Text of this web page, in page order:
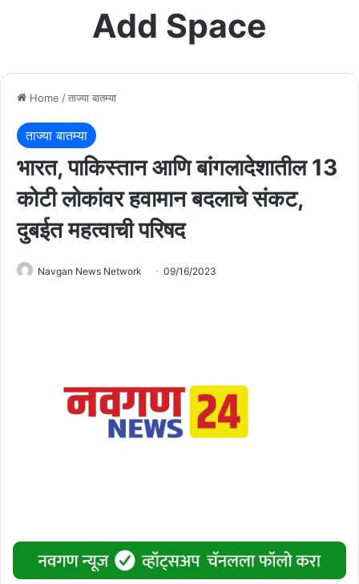
Add Space
Home /ताज्या बातम्या
ताज्या बातम्या
भारत, पाकिस्तान आणि बांगलादेशातील 13
कोटी लोकांवर हवामान बदलाचे संकट,
दुबईत महत्वाची परिषद
Navgan News Network 09/16/2023